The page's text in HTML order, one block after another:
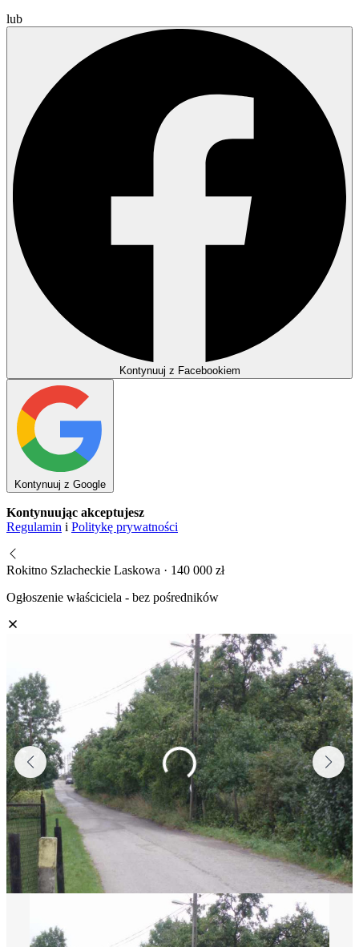
lub
Kontynuuj z Facebookiem
Kontynuuj z Google
Kontynuując akceptujesz
Regulamin i Politykę prywatności
Rokitno Szlacheckie Laskowa · 140 000 zł
Ogłoszenie właściciela - bez pośredników